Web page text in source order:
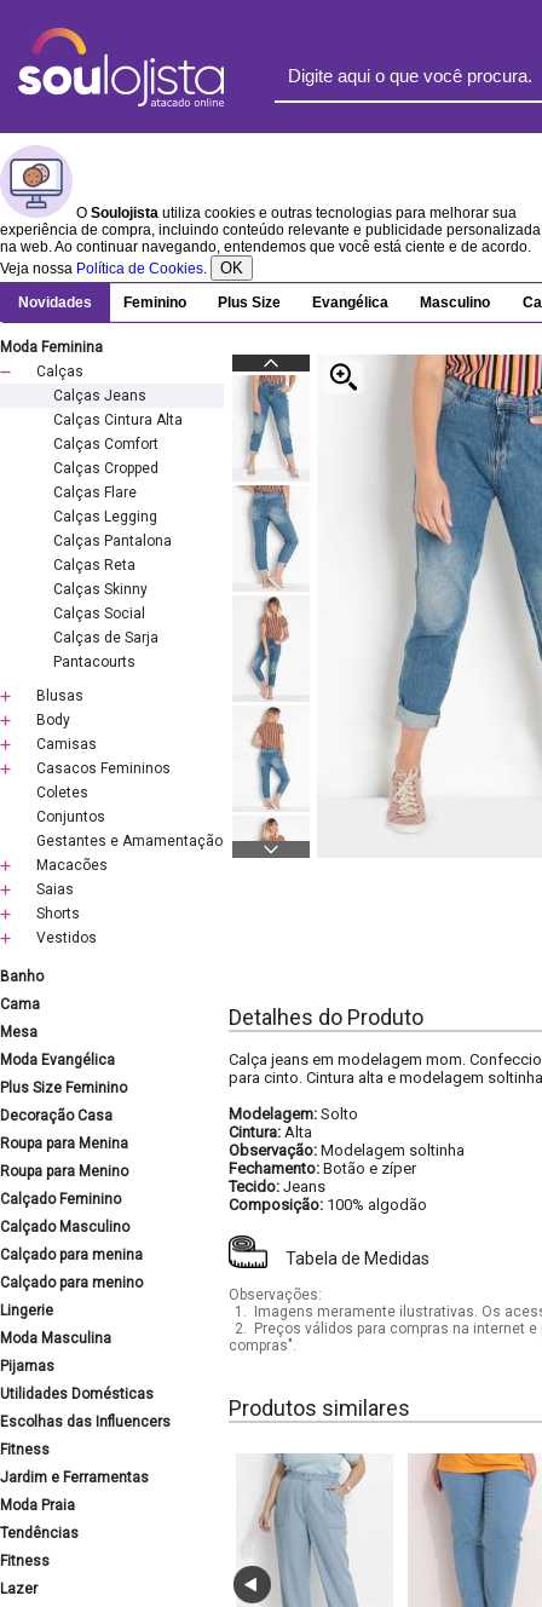
O Soulojista utiliza cookies e outras tecnologias para melhorar sua
experiência de compra, incluindo conteúdo relevante e publicidade personalizada
na web. Ao continuar navegando, entendemos que você está ciente e de acordo.
Veja nossa Política de Cookies. OK
Novidades Feminino Plus Size Evangélica Masculino
Moda Feminina
Calças
Calças Jeans
Calças Cintura Alta
Calças Comfort
Calças Cropped
Calças Flare
Calças Legging
Calças Pantalona
Calças Reta
Calças Skinny
Calças Social
Calças de Sarja
Pantacourts
Blusas
Body
Camisas
Casacos Femininos
Coletes
Conjuntos
Gestantes e Amamentação
Macacões
Saias
Shorts
Vestidos
Banho
Cama
Mesa
Moda Evangélica
Plus Size Feminino
Decoração Casa
Roupa para Menina
Roupa para Menino
Calçado Feminino
Calçado Masculino
Calçado para menina
Calçado para menino
Lingerie
Moda Masculina
Pijamas
Utilidades Domésticas
Escolhas das Influencers
Fitness
Jardim e Ferramentas
Moda Praia
Tendências
Fitness
Lazer
Detalhes do Produto
Calça jeans em modelagem mom.
para cinto. Cintura alta e modelagem
Modelagem: Solto
Cintura: Alta
Observação: Modelagem soltinha
Fechamento: Botão e zíper
Tecido: Jeans
Composição: 100% algodão
Tabela de Medidas
Observações:
1.
Imagens meramente ilustrativas. Os
2.
Preços válidos para compras na internet
compras".
Produtos similares